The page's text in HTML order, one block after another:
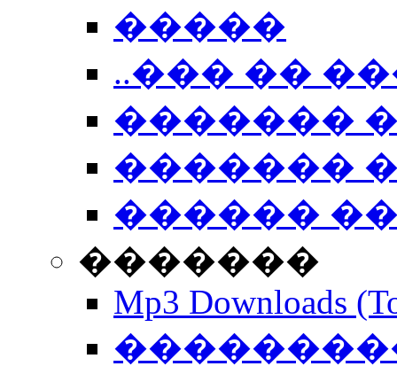
�����
..��� ��
�������
�������
������
�������
Mp3 Downloads